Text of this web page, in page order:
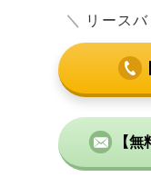
＼ リース
【